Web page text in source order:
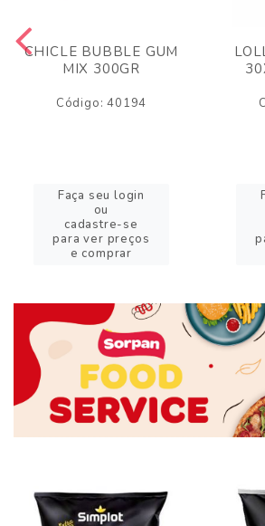
CHICLE BUBBLE GUM
MIX 300GR
Código: 40194
Faça seu login
ou
cadastre-se
para ver preços
e comprar